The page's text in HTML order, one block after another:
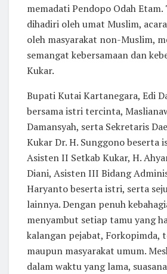
memadati Pendopo Odah Etam.
dihadiri oleh umat Muslim,
oleh masyarakat non-Muslim,
semangat kebersamaan dan
Kukar.
Bupati Kutai Kartanegara, Edi
bersama istri tercinta,
Damansyah, serta Sekretaris
Kukar Dr. H. Sunggono beserta
Asisten II Setkab Kukar, H.
Diani, Asisten III Bidang
Haryanto beserta istri, serta
lainnya. Dengan penuh
menyambut setiap tamu yang
kalangan pejabat, Forkopimda,
maupun masyarakat umum.
dalam waktu yang lama,